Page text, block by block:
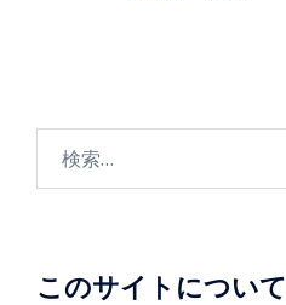
このサイトについて